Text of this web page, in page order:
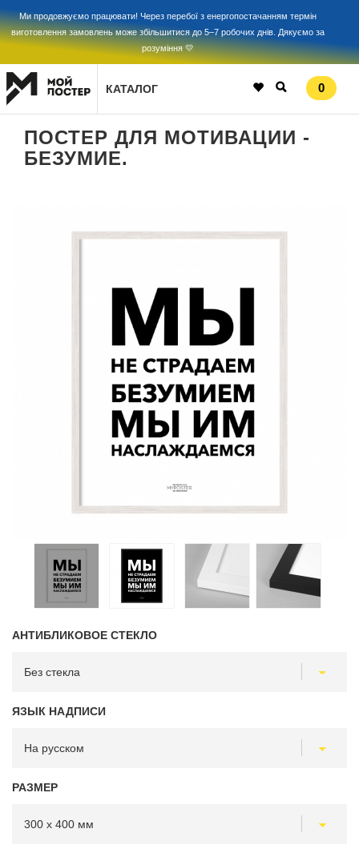
Ми продовжуємо працювати! Через перебої з енергопостачанням термін
виготовлення замовлень може збільшитися до 5–7 робочих днів. Дякуємо за
розуміння 💛
КАТАЛОГ 0
ПОСТЕР ДЛЯ МОТИВАЦИИ -
БЕЗУМИЕ.
АНТИБЛИКОВОЕ СТЕКЛО
ЯЗЫК НАДПИСИ
РАЗМЕР